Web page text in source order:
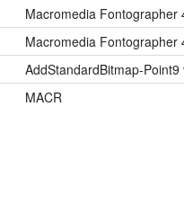
Macromedia Fontographer
Macromedia Fontographer
AddStandardBitmap-
MACR